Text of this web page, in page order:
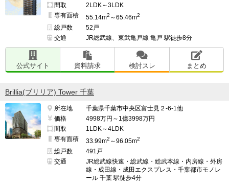
間取
2LDK～3LDK
専有面積
55.14m2 ～65.46m2
総戸数
52戸
交通
JR総武線、東武亀戸線 亀戸 駅徒歩8分
公式サイト 資料請求 検討スレ まとめ
Brillia(ブリリア) Tower 千葉
所在地
千葉県千葉市中央区富士見２-6-1他
価格
4998万円～1億3998万円
間取
1LDK～4LDK
専有面積
33.99m2 ～96.05m2
総戸数
491戸
交通
JR総武線快速・総武線・総武本線・内房線・外房
線・成田線・成田エクスプレス・千葉都市モノレ
ール 千葉 駅徒歩4分